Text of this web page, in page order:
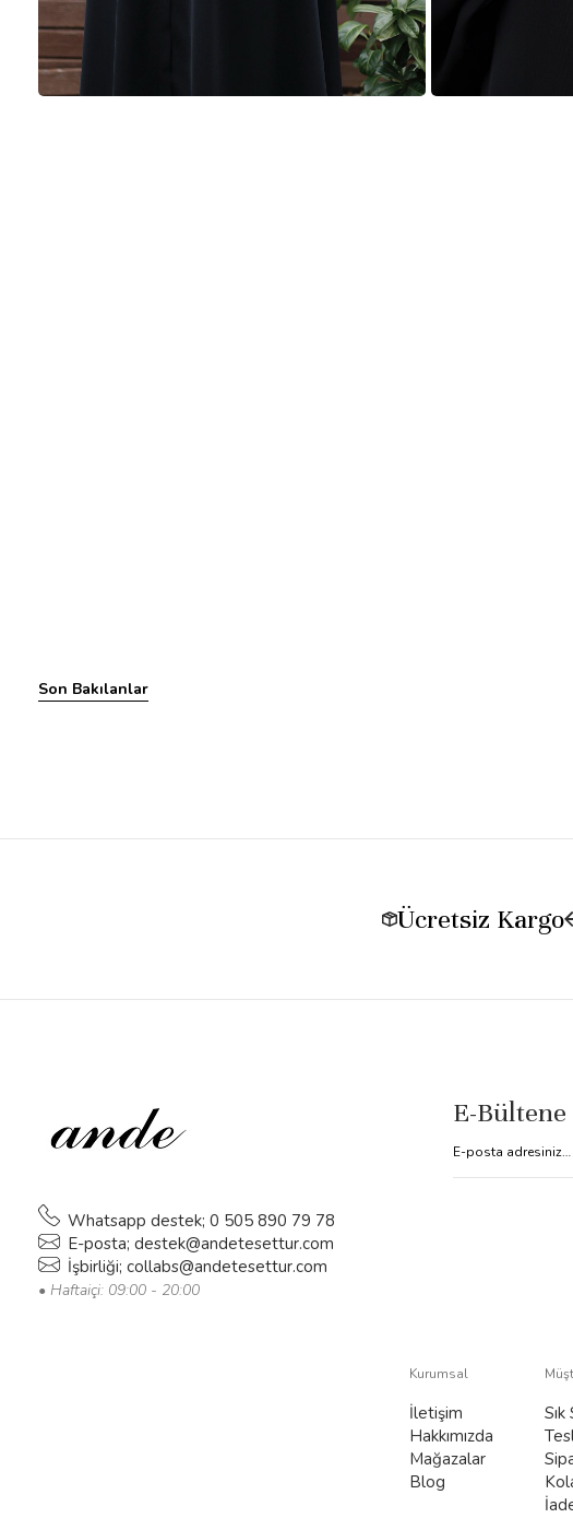
Son Bakılanlar
Ücretsiz Kargo
Whatsapp destek; 0 505 890 79 78
E-posta; destek@andetesettur.com
İşbirliği; collabs@andetesettur.com
• Haftaiçi: 09:00 - 20:00
E-
Kurumsal
İletişim
Hakkımızda
Mağazalar
Blog